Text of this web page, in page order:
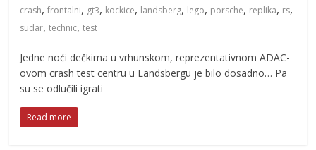
crash,frontalni, gt3, kockice, landsberg, lego, porsche, replika, rs,
sudar,technic,test
Jedne noći dečkima u vrhunskom, reprezentativnom ADAC-
ovom crash test centru u Landsbergu je bilo dosadno… Pa
su se odlučili igrati
Read more